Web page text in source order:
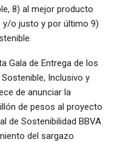
8) al mejor producto
o justo y por último 9)
Gala de Entrega de los
Inclusivo y
de anunciar la
de pesos al proyecto
de Sostenibilidad BBVA
del sargazo